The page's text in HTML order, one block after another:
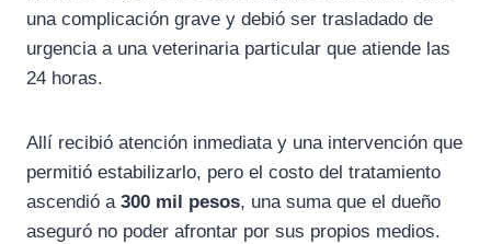
una complicación grave y debió ser trasladado de
urgencia a una veterinaria particular que atiende las
24 horas.
Allí recibió atención inmediata y una intervención que
permitió estabilizarlo, pero el costo del tratamiento
ascendió a 300 mil pesos, una suma que el dueño
aseguró no poder afrontar por sus propios medios.